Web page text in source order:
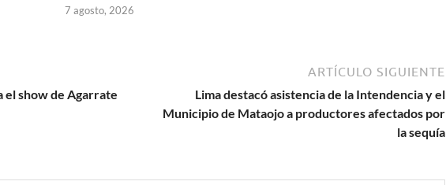
7 agosto, 2026
el show de Agarrate
ARTÍCULO SIGUIENTE
Lima destacó asistencia de la Intendencia y el
Municipio de Mataojo a productores afectados por
la sequía